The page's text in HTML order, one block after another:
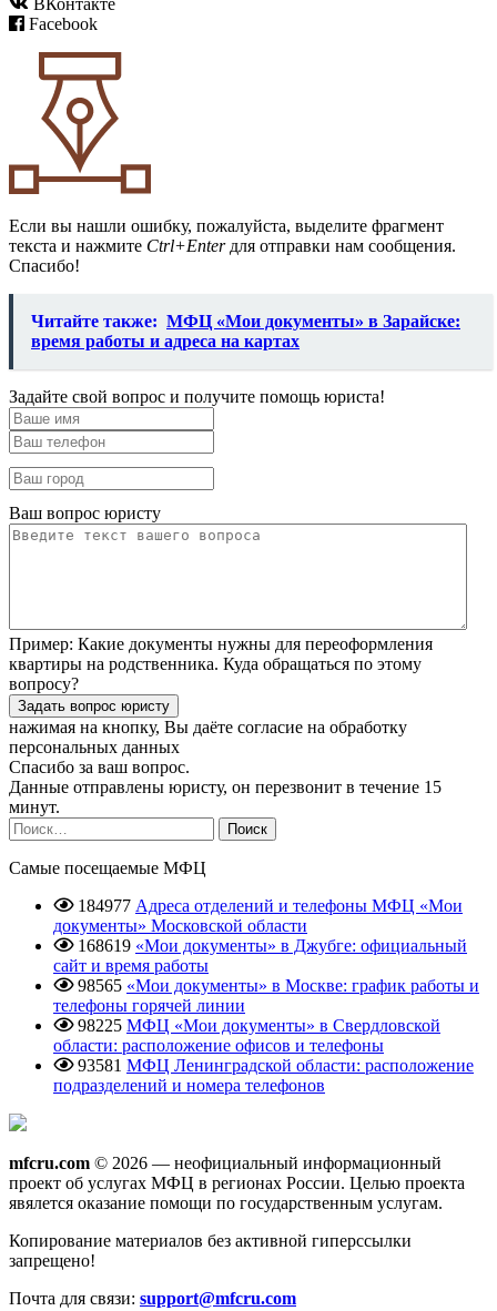
Facebook
Если вы нашли ошибку, пожалуйста, выделите фрагмент
текста и нажмите Ctrl+Enterдля отправки нам сообщения.
Спасибо!
Читайте также: МФЦ «Мои документы» в Зарайске:
время работы и адреса на картах
Задайте свой вопрос и получите помощь юриста!
Ваш вопрос юристу
Пример: Какие документы нужны для переоформления
квартиры на родственника. Куда обращаться по этому
вопросу?
нажимая на кнопку, Вы даёте согласие на обработку
персональных данных
Спасибо за ваш вопрос.
Данные отправлены юристу, он перезвонит в течение 15
минут.
Найти:
Самые посещаемые МФЦ
184977 Адреса отделений и телефоны МФЦ «Мои
документы» Московской области
168619 «Мои документы» в Джубге: официальный
сайт и время работы
98565 «Мои документы» в Москве: график работы и
телефоны горячей линии
98225 МФЦ «Мои документы» в Свердловской
области: расположение офисов и телефоны
93581 МФЦ Ленинградской области: расположение
подразделений и номера телефонов
mfcru.com © 2026 — неофициальный информационный
проект об услугах МФЦ в регионах России. Целью проекта
явялется оказание помощи по государственным услугам.
Копирование материалов без активной гиперссылки
запрещено!
Почта для связи: support@mfcru.com